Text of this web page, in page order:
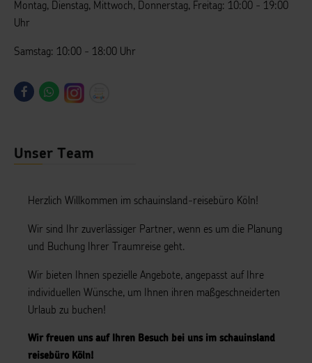
Montag, Dienstag, Mittwoch, Donnerstag, Freitag: 10:00 - 19:00
Uhr
Samstag: 10:00 - 18:00 Uhr
Unser Team
Herzlich Willkommen im schauinsland-reisebüro Köln!
Wir sind Ihr zuverlässiger Partner, wenn es um die Planung
und Buchung Ihrer Traumreise geht.
Wir bieten Ihnen spezielle Angebote, angepasst auf Ihre
individuellen Wünsche, um Ihnen ihren maßgeschneiderten
Urlaub zu buchen!
Wir freuen uns auf Ihren Besuch bei uns im schauinsland
reisebüro Köln!